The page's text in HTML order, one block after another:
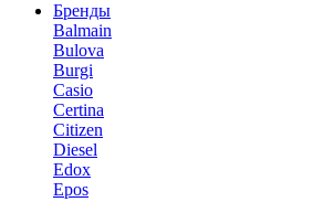
Бренды
Balmain
Bulova
Burgi
Casio
Certina
Citizen
Diesel
Edox
Epos